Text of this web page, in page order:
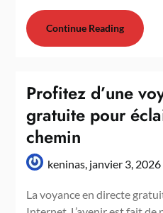
Continue Reading
Profitez d’une
gratuite pour
chemin
keninas, janvier 3, 2026
La voyance en directe